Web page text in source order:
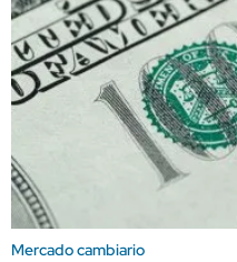
Mercado cambiario